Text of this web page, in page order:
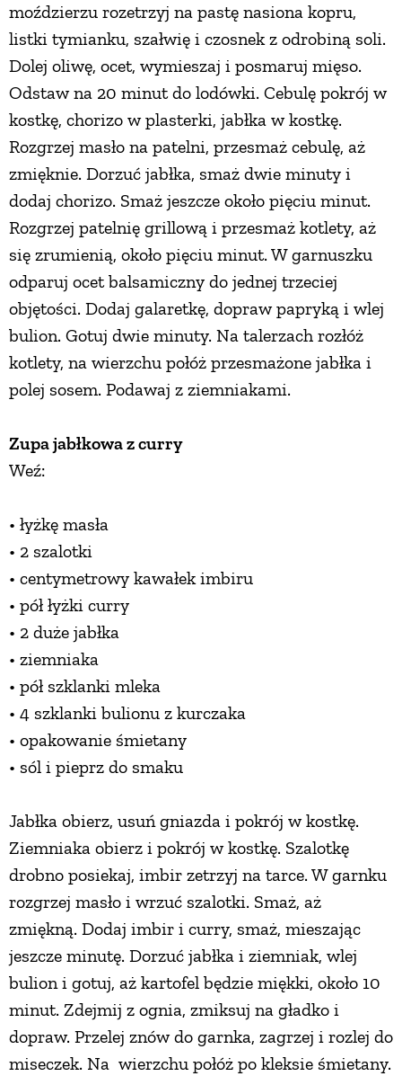
moździerzu rozetrzyj na pastę nasiona kopru,
listki tymianku, szałwię i czosnek z odrobiną soli.
Dolej oliwę, ocet, wymieszaj i posmaruj mięso.
Odstaw na 20 minut do lodówki. Cebulę pokrój w
kostkę, chorizo w plasterki, jabłka w kostkę.
Rozgrzej masło na patelni, przesmaż cebulę, aż
zmięknie. Dorzuć jabłka, smaż dwie minuty i
dodaj chorizo. Smaż jeszcze około pięciu minut.
Rozgrzej patelnię grillową i przesmaż kotlety, aż
się zrumienią, około pięciu minut. W garnuszku
odparuj ocet balsamiczny do jednej trzeciej
objętości. Dodaj galaretkę, dopraw papryką i wlej
bulion. Gotuj dwie minuty. Na talerzach rozłóż
kotlety, na wierzchu połóż przesmażone jabłka i
polej sosem. Podawaj z ziemniakami.
Zupa jabłkowa z curry
Weź:
• łyżkę masła
• 2 szalotki
• centymetrowy kawałek imbiru
• pół łyżki curry
• 2 duże jabłka
• ziemniaka
• pół szklanki mleka
• 4 szklanki bulionu z kurczaka
• opakowanie śmietany
• sól i pieprz do smaku
Jabłka obierz, usuń gniazda i pokrój w kostkę.
Ziemniaka obierz i pokrój w kostkę. Szalotkę
drobno posiekaj, imbir zetrzyj na tarce. W garnku
rozgrzej masło i wrzuć szalotki. Smaż, aż
zmiękną. Dodaj imbir i curry, smaż, mieszając
jeszcze minutę. Dorzuć jabłka i ziemniak, wlej
bulion i gotuj, aż kartofel będzie miękki, około 10
minut. Zdejmij z ognia, zmiksuj na gładko i
dopraw. Przelej znów do garnka, zagrzej i rozlej do
miseczek. Na wierzchu połóż po kleksie śmietany.